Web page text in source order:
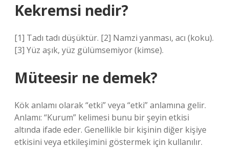
Kekremsi nedir?
[1] Tadı tadı düşüktür. [2] Namzi yanması, acı (koku).
[3] Yüz aşık, yüz gülümsemiyor (kimse).
Müteesir ne demek?
Kök anlamı olarak “etki” veya “etki” anlamına gelir.
Anlamı: “Kurum” kelimesi bunu bir şeyin etkisi
altında ifade eder. Genellikle bir kişinin diğer kişiye
etkisini veya etkileşimini göstermek için kullanılır.